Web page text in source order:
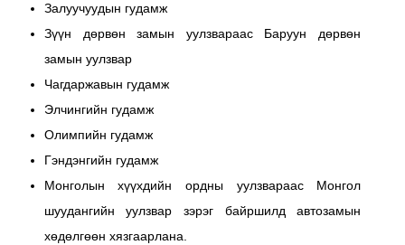
Залуучуудын гудамж
Зүүн дөрвөн замын уулзвараас Баруун дөрвөн
замын уулзвар
Чагдаржавын гудамж
Элчингийн гудамж
Олимпийн гудамж
Гэндэнгийн гудамж
Монголын хүүхдийн ордны уулзвараас Монгол
шуудангийн уулзвар зэрэг байршилд автозамын
хөдөлгөөн хязгаарлана.